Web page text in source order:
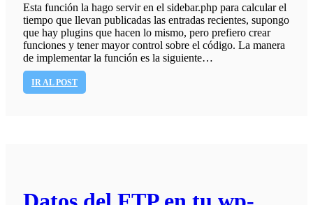
Esta función la hago servir en el sidebar.php para calcular el
tiempo que llevan publicadas las entradas recientes, supongo
que hay plugins que hacen lo mismo, pero prefiero crear
funciones y tener mayor control sobre el código. La manera
de implementar la función es la siguiente…
IR AL POST